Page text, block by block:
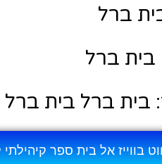
ברל
ברל
בית ברל בית ברל
בווייז אל בית ספר